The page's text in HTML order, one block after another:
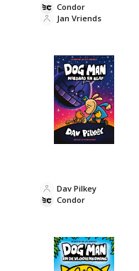
Jan Vriends
Condor
Condor
Dav Pilkey